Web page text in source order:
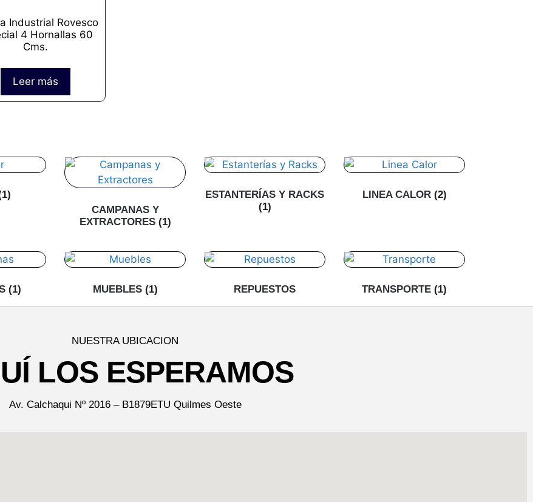
Industrial Rovesco
4 Hornallas 60
Cms.
Leer más
CAMPANAS Y
EXTRACTORES (1)
ESTANTERÍAS Y RACKS
(1)
LINEA CALOR (2)
(1) MUEBLES (1) REPUESTOS TRANSPORTE (1)
NUESTRA UBICACION
LOS ESPERAMOS
Av. Calchaqui Nº 2016 – B1879ETU Quilmes Oeste